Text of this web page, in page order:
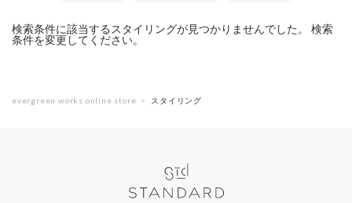
検索条件に該当するスタイリングが見つかりませんでした。 検索
条件を変更してください。
evergreen works online store スタイリング